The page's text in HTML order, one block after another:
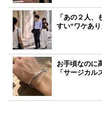
「あの２人
すい“ワケあ
お手頃なのに
「サージカ